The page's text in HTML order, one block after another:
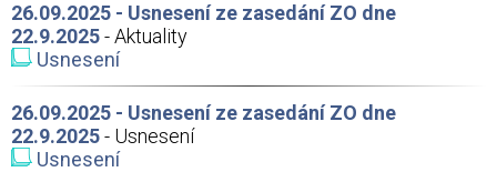
26.09.2025 - Usnesení ze zasedání ZO dne
22.9.2025- Aktuality
Usnesení
26.09.2025 - Usnesení ze zasedání ZO dne
22.9.2025- Usnesení
Usnesení